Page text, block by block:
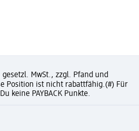
MwSt., zzgl. Pfand und
Position ist nicht rabattfähig.(#) Für
keine PAYBACK Punkte.